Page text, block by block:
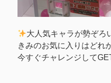
大人気キャラが勢ぞろ
きみのお気に入りはどれ
今すぐチャレンジして